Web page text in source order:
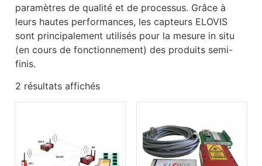
paramètres de qualité et de processus. Grâce à
leurs hautes performances, les capteurs ELOVIS
sont principalement utilisés pour la mesure in situ
(en cours de fonctionnement) des produits semi-
finis.
2 résultats affichés